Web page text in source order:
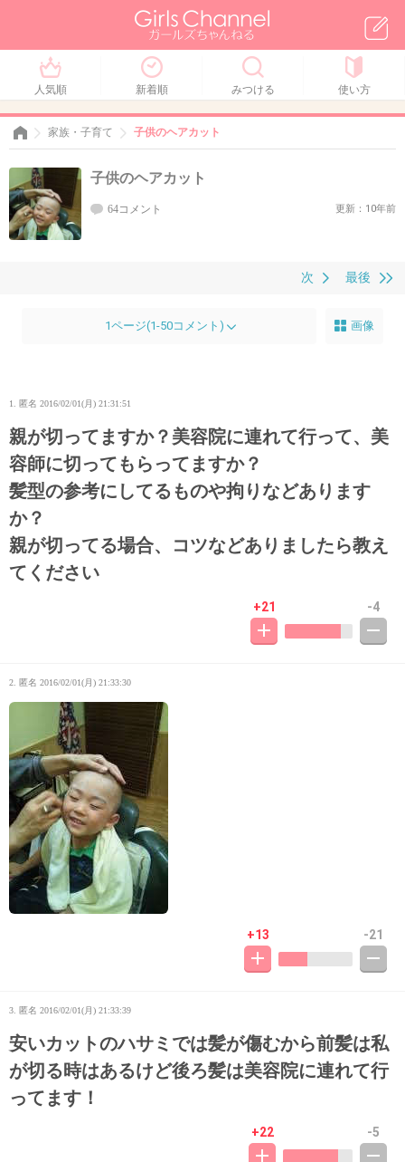
人気順 新着順 みつける 使い方
家族・子育て 子供のヘアカット
子供のヘアカット
64コメント 更新：10年前
最後
次
1ページ(1-50コメント) 画像
1. 匿名 2016/02/01(月) 21:31:51
親が切ってますか？美容院に連れて行って、美
容師に切ってもらってますか？
髪型の参考にしてるものや拘りなどあります
か？
親が切ってる場合、コツなどありましたら教え
てください
+21 -4
2. 匿名 2016/02/01(月) 21:33:30
+13 -21
3. 匿名 2016/02/01(月) 21:33:39
安いカットのハサミでは髪が傷むから前髪は私
が切る時はあるけど後ろ髪は美容院に連れて行
ってます！
+22 -5